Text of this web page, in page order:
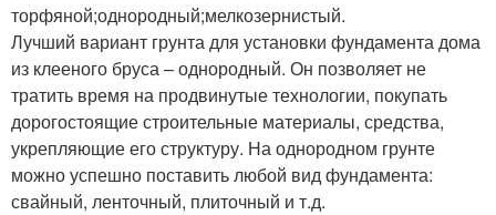
торфяной;однородный;мелкозернистый.
Лучший вариант грунта для установки фундамента дома
из клееного бруса – однородный. Он позволяет не
тратить время на продвинутые технологии, покупать
дорогостоящие строительные материалы, средства,
укрепляющие его структуру. На однородном грунте
можно успешно поставить любой вид фундамента:
свайный, ленточный, плиточный и т.д.